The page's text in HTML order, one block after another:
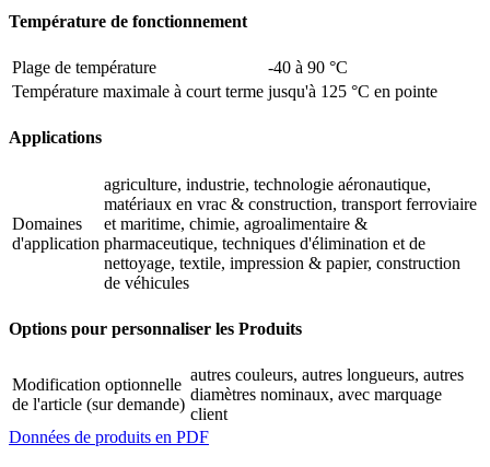
Température de fonctionnement
Plage de température
-40 à 90 °C
Température maximale à court terme jusqu'à 125 °C en pointe
Applications
Domaines
d'application
agriculture, industrie, technologie aéronautique,
matériaux en vrac & construction, transport ferroviaire
et maritime, chimie, agroalimentaire &
pharmaceutique, techniques d'élimination et de
nettoyage, textile, impression & papier, construction
de véhicules
Options pour personnaliser les Produits
Modification optionnelle
de l'article (sur demande)
autres couleurs, autres longueurs, autres
diamètres nominaux, avec marquage
client
Données de produits en PDF